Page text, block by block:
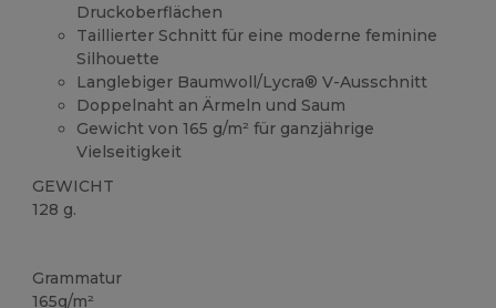
Druckoberflächen
Taillierter Schnitt für eine moderne feminine
Silhouette
Langlebiger Baumwoll/Lycra® V-Ausschnitt
Doppelnaht an Ärmeln und Saum
Gewicht von 165 g/m² für ganzjährige
Vielseitigkeit
GEWICHT
128 g.
Grammatur
165g/m²